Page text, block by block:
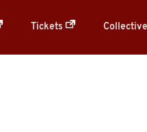
Tickets Collective